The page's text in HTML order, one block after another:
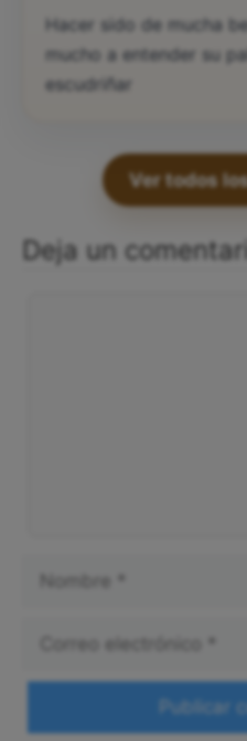
Hacer sido de mucha
mucho a entender su
escudriñar
Ver todos
Deja un